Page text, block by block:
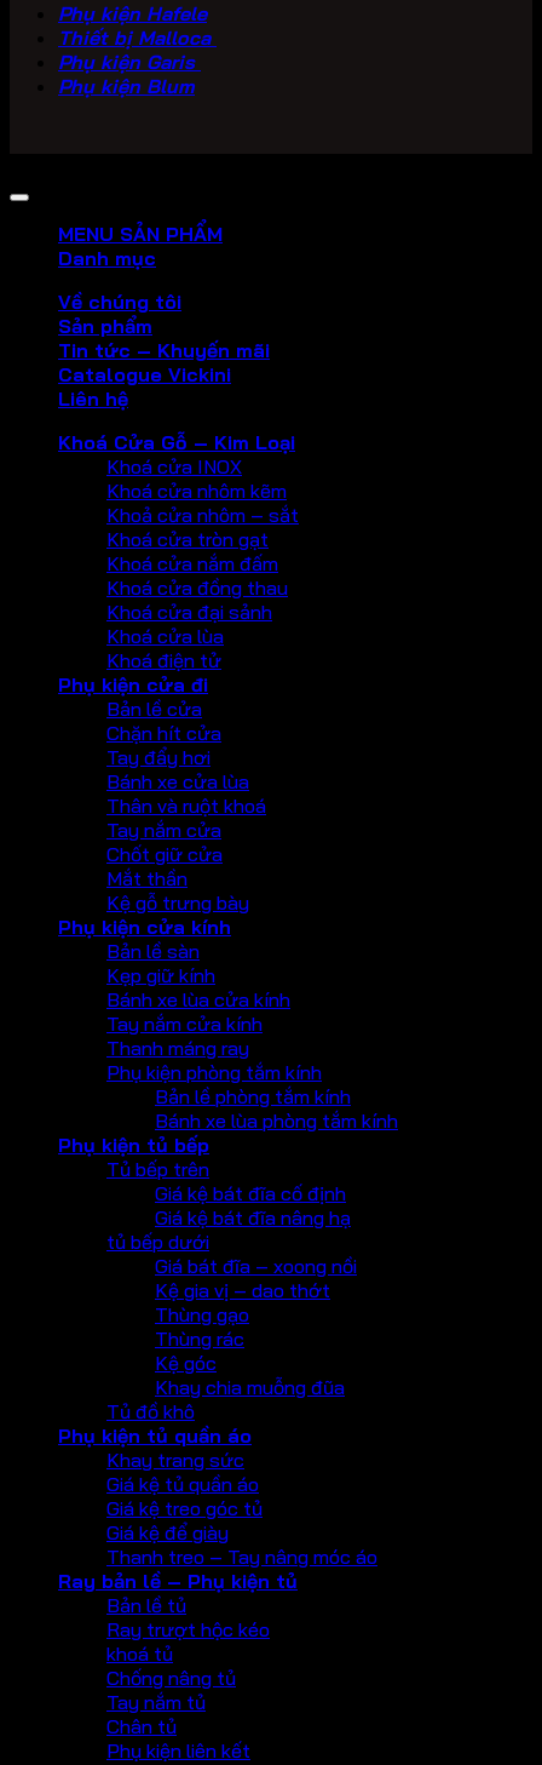
Phụ kiện Hafele
Thiết bị Malloca
Phụ kiện Garis
Phụ kiện Blum
MENU SẢN PHẨM
Danh mục
Về chúng tôi
Sản phẩm
Tin tức – Khuyến mãi
Catalogue Vickini
Liên hệ
Khoá Cửa Gỗ – Kim Loại
Khoá cửa INOX
Khoá cửa nhôm kẽm
Khoả cửa nhôm – sắt
Khoá cửa tròn gạt
Khoá cửa nắm đấm
Khoá cửa đồng thau
Khoá cửa đại sảnh
Khoá cửa lùa
Khoá điện tử
Phụ kiện cửa đi
Bản lề cửa
Chặn hít cửa
Tay đẩy hơi
Bánh xe cửa lùa
Thân và ruột khoá
Tay nắm cửa
Chốt giữ cửa
Mắt thần
Kệ gỗ trưng bày
Phụ kiện cửa kính
Bản lề sàn
Kẹp giữ kính
Bánh xe lùa cửa kính
Tay nắm cửa kính
Thanh máng ray
Phụ kiện phòng tắm kính
Bản lề phòng tắm kính
Bánh xe lùa phòng tắm kính
Phụ kiện tủ bếp
Tủ bếp trên
Giá kệ bát đĩa cố định
Giá kệ bát đĩa nâng hạ
tủ bếp dưới
Giá bát đĩa – xoong nồi
Kệ gia vị – dao thớt
Thùng gạo
Thùng rác
Kệ góc
Khay chia muỗng đũa
Tủ đồ khô
Phụ kiện tủ quần áo
Khay trang sức
Giá kệ tủ quần áo
Giá kệ treo góc tủ
Giá kệ để giày
Thanh treo – Tay nâng móc áo
Ray bản lề – Phụ kiện tủ
Bản lề tủ
Ray trượt hộc kéo
khoá tủ
Chống nâng tủ
Tay nắm tủ
Chân tủ
Phụ kiện liên kết